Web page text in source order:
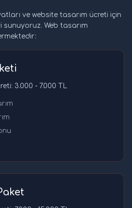
ve website tasarım ücreti için
sunuyoruz. Web tasarım
3.000 - 7.000 TL